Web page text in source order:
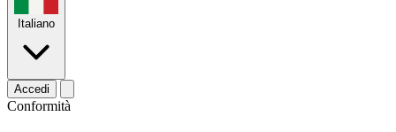
Italiano
Accedi
Conformità